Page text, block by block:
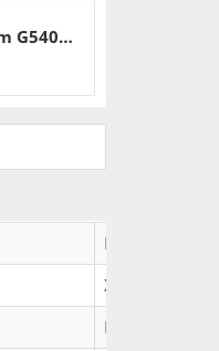
CPU Intel Pentium G5400 (3.70Ghz)
Intel
Xeon E5-
Intel LGA